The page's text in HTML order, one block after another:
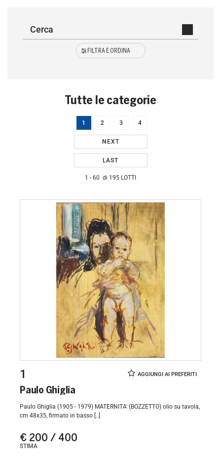
FILTRA E ORDINA
Tutte le categorie
1 - 60 di 195 LOTTI
1 2 3 4
NEXT
LAST
1
Paulo Ghiglia
Paulo Ghiglia (1905 - 1979) MATERNITA' (BOZZETTO) olio su tavola,
cm 48x35, firmato in basso [..]
€ 200 / 400
STIMA